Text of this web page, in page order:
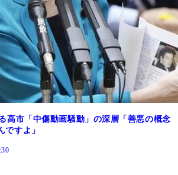
高市「中傷動画騒動」の深層「善悪の概念
ですよ」